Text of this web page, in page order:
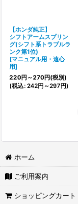
【ホンダ純正】
シフトアームスプリン
グ(シフト系トラブルラ
ンク第1位)
[マニュアル用・遠心
用]
220円 ～270円(税別)
(税込: 242円 ～297円)
ホーム
ご利用案内
ショッピングカート